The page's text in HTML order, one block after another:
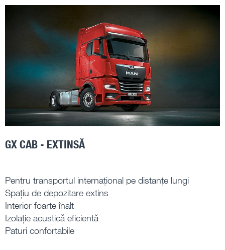
GX CAB - EXTINSĂ
Pentru transportul internațional pe distanțe lungi
Spațiu de depozitare extins
Interior foarte înalt
Izolație acustică eficientă
Paturi confortabile